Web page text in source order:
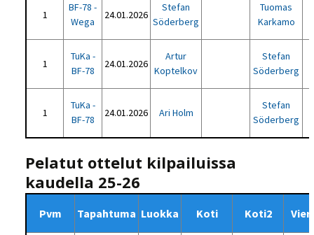
1
BF-78 -
Wega
24.01.2026
Stefan
Söderberg
Tuomas
Karkamo
1
TuKa -
BF-78
24.01.2026
Artur
Koptelkov
Stefan
Söderberg
1
TuKa -
BF-78
24.01.2026 Ari Holm
Stefan
Söderberg
Pelatut ottelut kilpailuissa
kaudella 25-26
Pvm Tapahtuma Luokka Koti Koti2